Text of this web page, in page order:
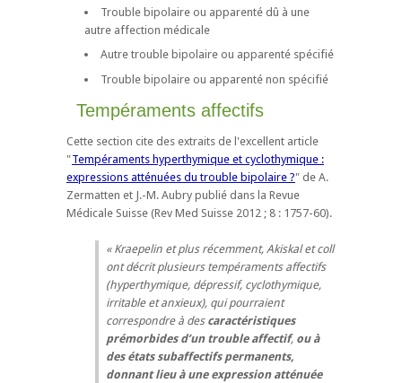
Trouble bipolaire ou apparenté dû à une
autre affection médicale
Autre trouble bipolaire ou apparenté spécifié
Trouble bipolaire ou apparenté non spécifié
Tempéraments affectifs
Cette section cite des extraits de l'excellent article
"Tempéraments hyperthymique et cyclothymique :
expressions atténuées du trouble bipolaire ?" de A.
Zermatten et J.-M. Aubry publié dans la Revue
Médicale Suisse (Rev Med Suisse 2012 ; 8 : 1757-60).
Kraepelin et plus récemment, Akiskal et coll
ont décrit plusieurs tempéraments affectifs
(hyperthymique, dépressif, cyclothymique,
irritable et anxieux), qui pourraient
correspondre à des caractéristiques
prémorbides d’un trouble affectif, ou à
des états subaffectifs permanents,
donnant lieu à une expression atténuée